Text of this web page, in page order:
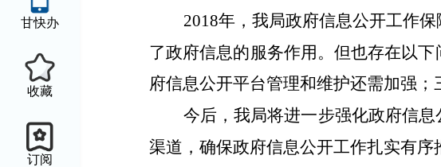
甘快办
收藏
订阅
2018年，我局政府信息公开工作
了政府信息的服务作用。但也存在以
府信息公开平台管理和维护还需加强；
今后，我局将进一步强化政府信
渠道，确保政府信息公开工作扎实有序